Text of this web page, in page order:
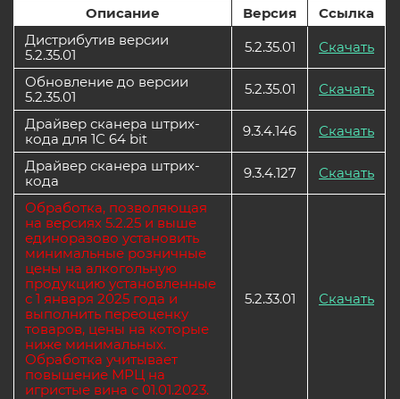
Описание Версия
Ссылка
Дистрибутив версии
5.2.35.01
5.2.35.01 Скачать
Обновление до версии
5.2.35.01
5.2.35.01 Скачать
Драйвер сканера штрих-
кода для 1С 64 bit
9.3.4.146 Скачать
Драйвер сканера штрих-
кода
9.3.4.127 Скачать
Обработка, позволяющая
на версиях 5.2.25 и выше
единоразово установить
минимальные розничные
цены на алкогольную
продукцию установленные
с 1 января 2025 года и
выполнить переоценку
товаров, цены на которые
ниже минимальных.
Обработка учитывает
повышение МРЦ на
игристые вина с 01.01.2023.
5.2.33.01 Скачать